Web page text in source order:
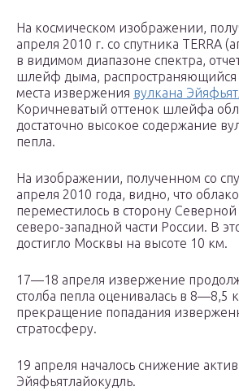
На космическом изображении,
апреля 2010 г. со спутника TERRA
в видимом диапазоне спектра,
шлейф дыма, распространяющийся
места извержения вулкана
Коричневатый оттенок шлейфа
достаточно высокое содержание
пепла.
На изображении, полученном со
апреля 2010 года, видно, что
переместилось в сторону
северо-западной части России. В
достигло Москвы на высоте 10 км.
17—18 апреля извержение
столба пепла оценивалась в 8—8,5
прекращение попадания
стратосферу.
19 апреля началось снижение
Эйяфьятлайокудль.